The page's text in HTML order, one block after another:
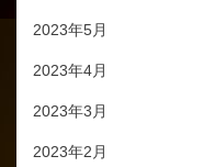
2023年5月
2023年4月
2023年3月
2023年2月